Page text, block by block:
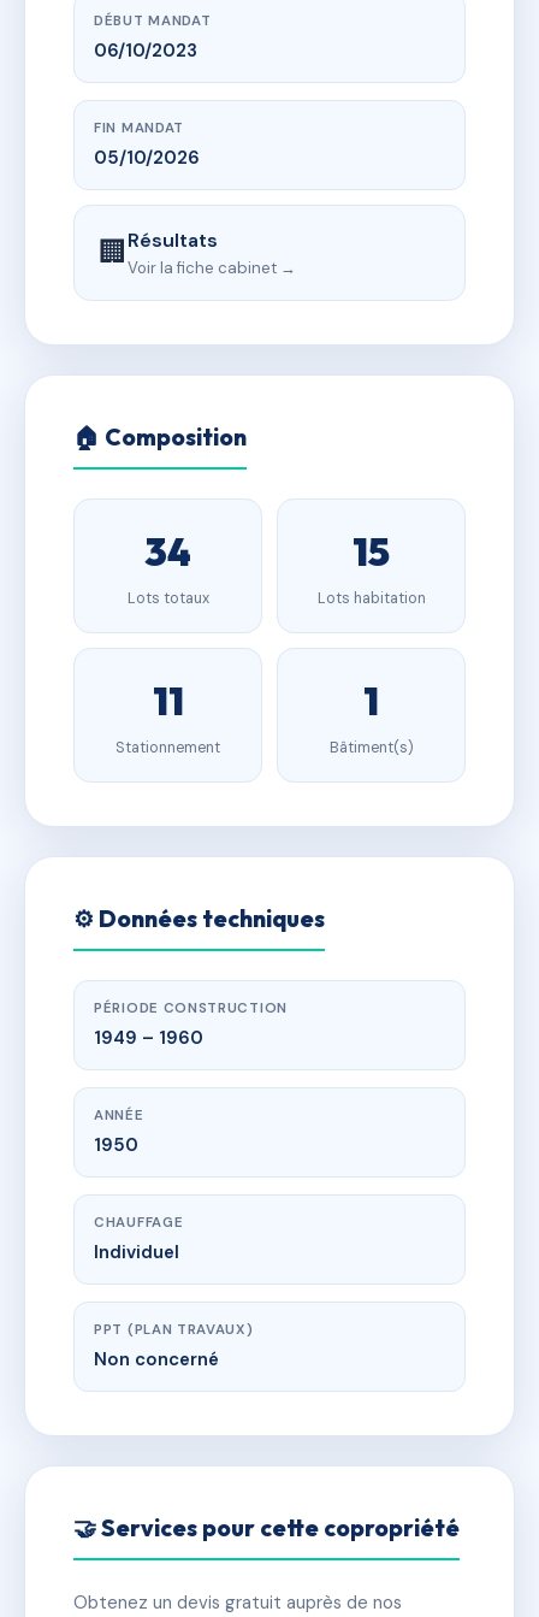
DÉBUT MANDAT
06/10/2023
FIN MANDAT
05/10/2026
🏢Résultats
Voir la fiche cabinet →
🏠 Composition
34
Lots totaux
15
Lots habitation
11
Stationnement
1
Bâtiment(s)
⚙️ Données techniques
PÉRIODE CONSTRUCTION
1949 – 1960
ANNÉE
1950
CHAUFFAGE
Individuel
PPT (PLAN TRAVAUX)
Non concerné
🤝 Services pour cette copropriété
Obtenez un devis gratuit auprès de nos